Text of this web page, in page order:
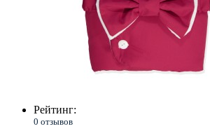
Рейтинг:
0 отзывов